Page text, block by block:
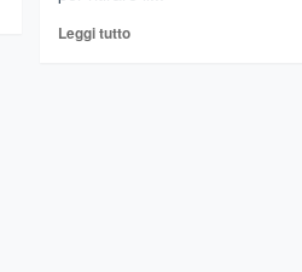
Leggi tuttoLeggi